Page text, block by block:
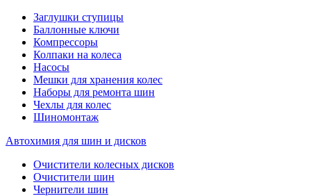
Заглушки ступицы
Баллонные ключи
Компрессоры
Колпаки на колеса
Насосы
Мешки для хранения колес
Наборы для ремонта шин
Чехлы для колес
Шиномонтаж
Автохимия для шин и дисков
Очистители колесных дисков
Очистители шин
Чернители шин